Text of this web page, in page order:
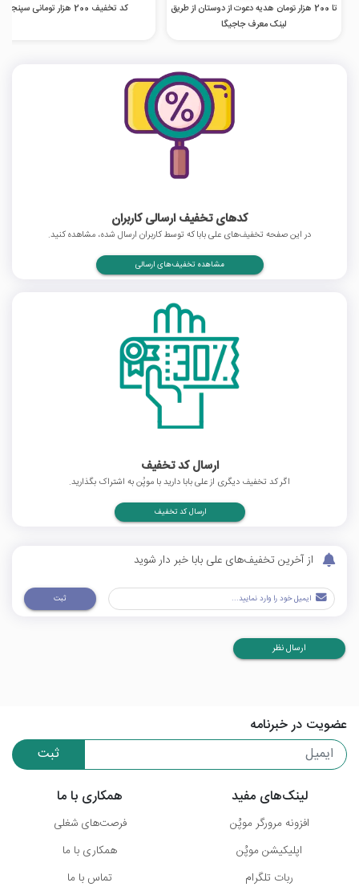
تا 200 هزار تومان هدیه دعوت از دوستان از طریق
لینک معرف جاجیگا
کد تخفیف 200 هزار تومانی سپنجا
کدهای تخفیف ارسالی کاربران
در این صفحه تخفیف‌های علی بابا که توسط کاربران ارسال شده، مشاهده کنید.
مشاهده تخفیف‌های ارسالی
ارسال کد تخفیف
اگر کد تخفیف دیگری از علی بابا دارید با موپُن به اشتراک بگذارید.
ارسال کد تخفیف
از آخرین تخفیف‌های علی بابا خبر دار شوید
ثبت
ارسال نظر
عضویت در خبرنامه
ثبت
لینک‌های مفید
افزونه مرورگر موپُن
اپلیکیشن موپُن
ربات تلگرام
همکاری با ما
فرصت‌های شغلی
همکاری با ما
تماس با ما